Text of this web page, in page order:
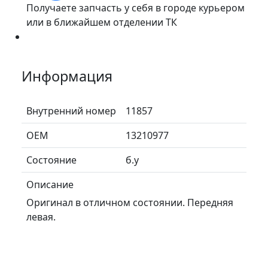
Получаете запчасть у себя в городе курьером
или в ближайшем отделении ТК
Информация
Внутренний номер
11857
ОЕМ
13210977
Состояние
б.у
Описание
Оригинал в отличном состоянии. Передняя
левая.